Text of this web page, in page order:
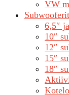
VW
Subwooferit
6,5″
10″
12″
15″
18″